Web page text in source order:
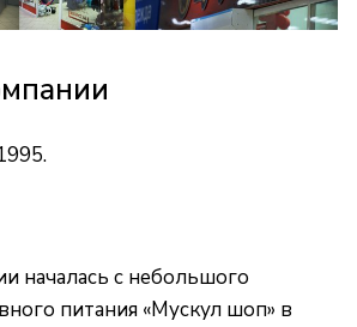
началась с небольшого
питания «Мускул шоп» в